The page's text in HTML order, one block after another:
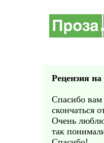
Рецензия на
Спасибо вам
скончаться
Очень
так